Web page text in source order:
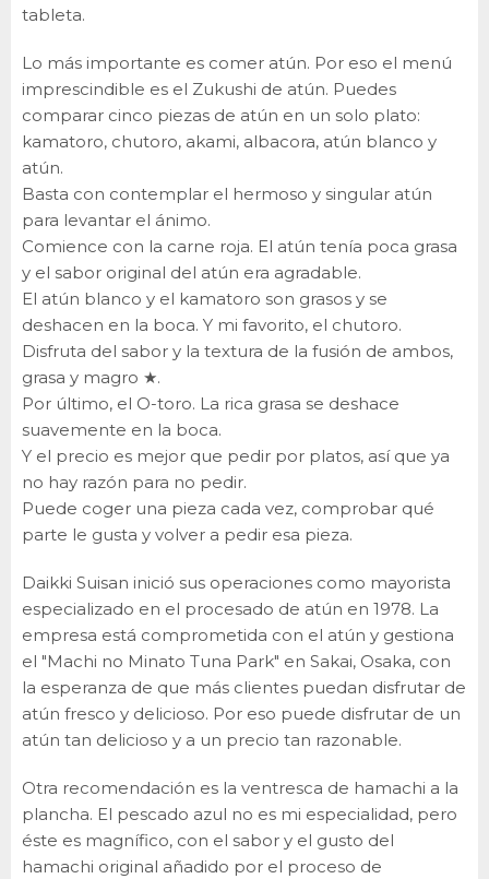
tableta.
Lo más importante es comer atún. Por eso el menú
imprescindible es el Zukushi de atún. Puedes
comparar cinco piezas de atún en un solo plato:
kamatoro, chutoro, akami, albacora, atún blanco y
atún.
Basta con contemplar el hermoso y singular atún
para levantar el ánimo.
Comience con la carne roja. El atún tenía poca grasa
y el sabor original del atún era agradable.
El atún blanco y el kamatoro son grasos y se
deshacen en la boca. Y mi favorito, el chutoro.
Disfruta del sabor y la textura de la fusión de ambos,
grasa y magro ★.
Por último, el O-toro. La rica grasa se deshace
suavemente en la boca.
Y el precio es mejor que pedir por platos, así que ya
no hay razón para no pedir.
Puede coger una pieza cada vez, comprobar qué
parte le gusta y volver a pedir esa pieza.
Daikki Suisan inició sus operaciones como mayorista
especializado en el procesado de atún en 1978. La
empresa está comprometida con el atún y gestiona
el "Machi no Minato Tuna Park" en Sakai, Osaka, con
la esperanza de que más clientes puedan disfrutar de
atún fresco y delicioso. Por eso puede disfrutar de un
atún tan delicioso y a un precio tan razonable.
Otra recomendación es la ventresca de hamachi a la
plancha. El pescado azul no es mi especialidad, pero
éste es magnífico, con el sabor y el gusto del
hamachi original añadido por el proceso de